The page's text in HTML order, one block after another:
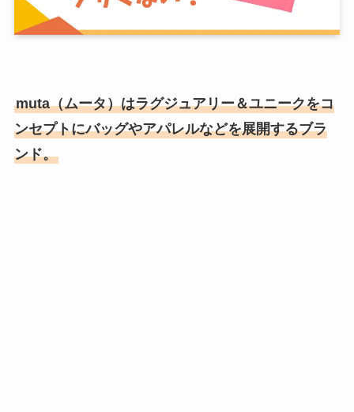
muta（ムータ）はラグジュアリー＆ユニークをコ
ンセプトにバッグやアパレルなどを展開するブラ
ンド。